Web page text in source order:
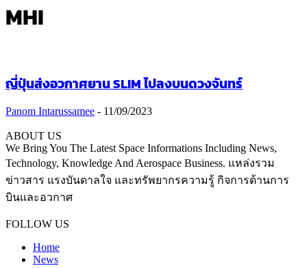
MHI
ญี่ปุ่นส่งอวกาศยาน SLIM ไปลงบนดวงจันทร์
Panom Intarussamee - 11/09/2023
ABOUT US
We Bring You The Latest Space Informations Including News,
Technology, Knowledge And Aerospace Business. แหล่งรวม
ข่าวสาร แรงบันดาลใจ และทรัพยากรความรู้ กิจการด้านการ
บินและอวกาศ
FOLLOW US
Home
News